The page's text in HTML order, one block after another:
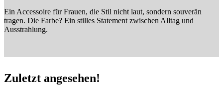
Ein Accessoire für Frauen, die Stil nicht laut, sondern souverän
tragen. Die Farbe? Ein stilles Statement zwischen Alltag und
Ausstrahlung.
Zuletzt angesehen!